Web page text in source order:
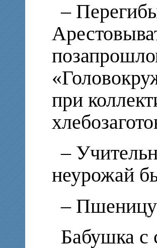
–
при
–
неурожай
– Пшеницу
Бабушка с